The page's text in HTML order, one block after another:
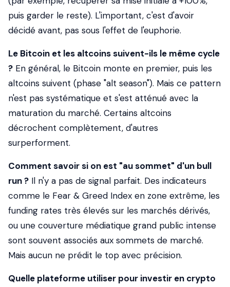
puis garder le reste). L'important, c'est d'avoir
décidé avant, pas sous l'effet de l'euphorie.
Le Bitcoin et les altcoins suivent-ils le même cycle
? En général, le Bitcoin monte en premier, puis les
altcoins suivent (phase "alt season"). Mais ce pattern
n'est pas systématique et s'est atténué avec la
maturation du marché. Certains altcoins
décrochent complètement, d'autres
surperforment.
Comment savoir si on est "au sommet" d'un bull
run ? Il n'y a pas de signal parfait. Des indicateurs
comme le Fear & Greed Index en zone extrême, les
funding rates très élevés sur les marchés dérivés,
ou une couverture médiatique grand public intense
sont souvent associés aux sommets de marché.
Mais aucun ne prédit le top avec précision.
Quelle plateforme utiliser pour investir en crypto